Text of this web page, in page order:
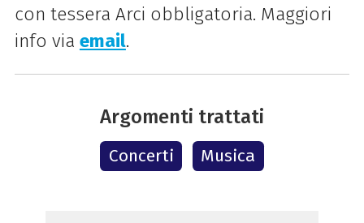
con tessera Arci obbligatoria. Maggiori
info via email.
Argomenti trattati
Concerti Musica